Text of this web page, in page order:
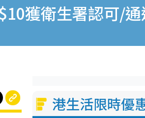
獲衛生署認可/
港生活限時優